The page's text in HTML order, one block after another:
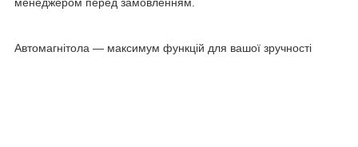
менеджером перед замовленням.
Автомагнітола — максимум функцій для вашої зручності